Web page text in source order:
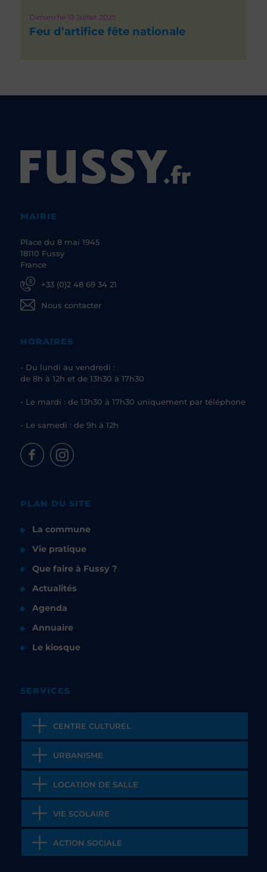
Dimanche 13 Juillet 2025
Feu d’artifice fête nationale
MAIRIE
Place du 8 mai 1945
18110 Fussy
France
+33 (0)2 48 69 34 21
Nous contacter
HORAIRES
- Du lundi au vendredi :
de 8h à 12h et de 13h30 à 17h30
- Le mardi : de 13h30 à 17h30 uniquement par téléphone
- Le samedi : de 9h à 12h
PLAN DU SITE
La commune
Vie pratique
Que faire à Fussy ?
Actualités
Agenda
Annuaire
Le kiosque
SERVICES
CENTRE CULTUREL
URBANISME
LOCATION DE SALLE
VIE SCOLAIRE
ACTION SOCIALE